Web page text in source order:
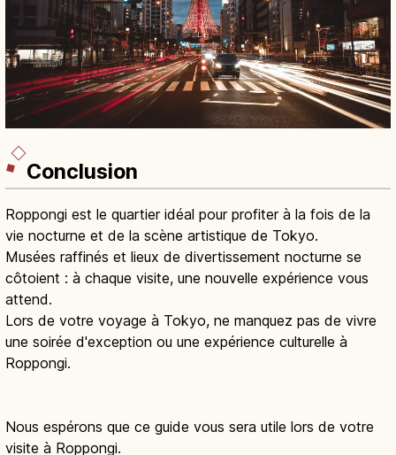
Conclusion
Roppongi est le quartier idéal pour profiter à la fois de la
vie nocturne et de la scène artistique de Tokyo.
Musées raffinés et lieux de divertissement nocturne se
côtoient : à chaque visite, une nouvelle expérience vous
attend.
Lors de votre voyage à Tokyo, ne manquez pas de vivre
une soirée d'exception ou une expérience culturelle à
Roppongi.
Nous espérons que ce guide vous sera utile lors de votre
visite à Roppongi.